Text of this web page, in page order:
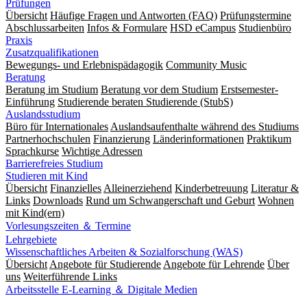
Prüfungen
Übersicht Häufige Fragen und Antworten (FAQ) Prüfungstermine
Abschlussarbeiten Infos & Formulare HSD eCampus Studienbüro
Praxis
Zusatzqualifikationen
Bewegungs- und Erlebnispädagogik Community Music
Beratung
Beratung im Studium Beratung vor dem Studium Erstsemester-
Einführung Studierende beraten Studierende (StubS)
Auslandsstudium
Büro für Internationales Auslandsaufenthalte während des Studiums
Partnerhochschulen Finanzierung Länderinformationen Praktikum
Sprachkurse Wichtige Adressen
Barrierefreies Studium
Studieren mit Kind
Übersicht Finanzielles Alleinerziehend Kinderbetreuung Literatur &
Links Downloads Rund um Schwangerschaft und Geburt Wohnen
mit Kind(ern)
Vorlesungszeiten ＆ Termine
Lehrgebiete
Wissenschaftliches Arbeiten & Sozialforschung (WAS)
Übersicht Angebote für Studierende Angebote für Lehrende Über
uns Weiterführende Links
Arbeitsstelle E-Learning ＆ Digitale Medien